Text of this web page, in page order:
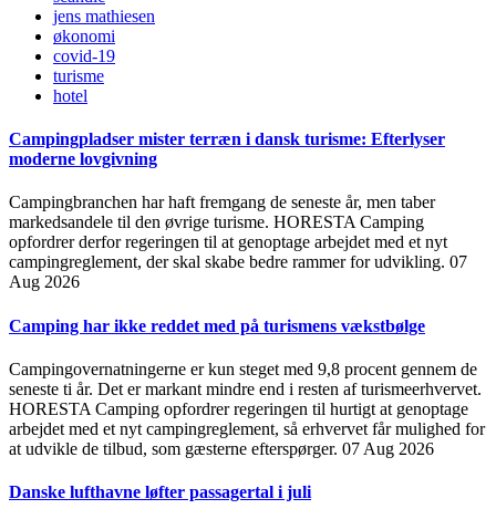
jens mathiesen
økonomi
covid-19
turisme
hotel
Campingpladser mister terræn i dansk turisme: Efterlyser
moderne lovgivning
Campingbranchen har haft fremgang de seneste år, men taber
markedsandele til den øvrige turisme. HORESTA Camping
opfordrer derfor regeringen til at genoptage arbejdet med et nyt
campingreglement, der skal skabe bedre rammer for udvikling. 07
Aug 2026
Camping har ikke reddet med på turismens vækstbølge
Campingovernatningerne er kun steget med 9,8 procent gennem de
seneste ti år. Det er markant mindre end i resten af turismeerhvervet.
HORESTA Camping opfordrer regeringen til hurtigt at genoptage
arbejdet med et nyt campingreglement, så erhvervet får mulighed for
at udvikle de tilbud, som gæsterne efterspørger. 07 Aug 2026
Danske lufthavne løfter passagertal i juli